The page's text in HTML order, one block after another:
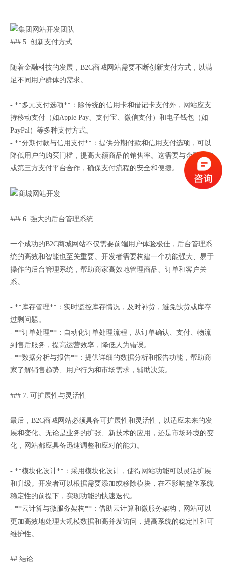
### 5. 创新支付方式
随着金融科技的发展，B2C商城网站需要不断创新支付方式，以满
足不同用户群体的需求。
- **多元支付选项**：除传统的信用卡和借记卡支付外，网站应支
持移动支付（如Apple Pay、支付宝、微信支付）和电子钱包（如
PayPal）等多种支付方式。
- **分期付款与信用支付**：提供分期付款和信用支付选项，可以
降低用户的购买门槛，提高大额商品的销售率。这需要与金融机构
或第三方支付平台合作，确保支付流程的安全和便捷。
### 6. 强大的后台管理系统
一个成功的B2C商城网站不仅需要前端用户体验极佳，后台管理系
统的高效和智能也至关重要。开发者需要构建一个功能强大、易于
操作的后台管理系统，帮助商家高效地管理商品、订单和客户关
系。
- **库存管理**：实时监控库存情况，及时补货，避免缺货或库存
过剩问题。
- **订单处理**：自动化订单处理流程，从订单确认、支付、物流
到售后服务，提高运营效率，降低人为错误。
- **数据分析与报告**：提供详细的数据分析和报告功能，帮助商
家了解销售趋势、用户行为和市场需求，辅助决策。
### 7. 可扩展性与灵活性
最后，B2C商城网站必须具备可扩展性和灵活性，以适应未来的发
展和变化。无论是业务的扩张、新技术的应用，还是市场环境的变
化，网站都应具备迅速调整和应对的能力。
- **模块化设计**：采用模块化设计，使得网站功能可以灵活扩展
和升级。开发者可以根据需要添加或移除模块，在不影响整体系统
稳定性的前提下，实现功能的快速迭代。
- **云计算与微服务架构**：借助云计算和微服务架构，网站可以
更加高效地处理大规模数据和高并发访问，提高系统的稳定性和可
维护性。
## 结论